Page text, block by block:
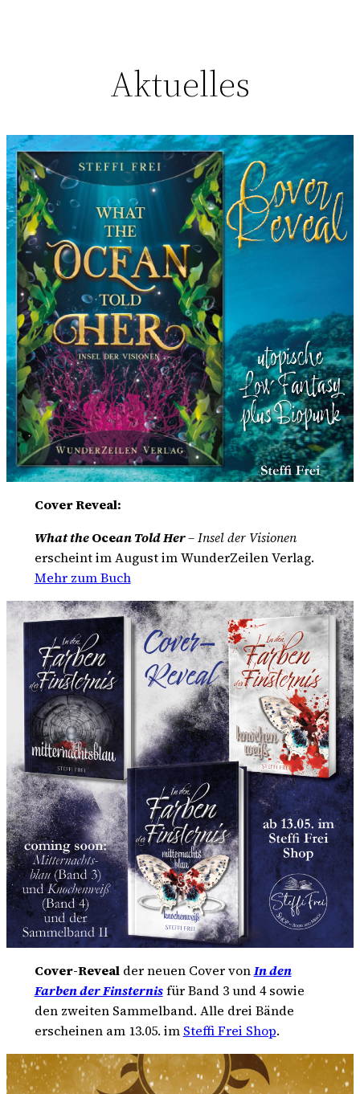
Aktuelles
Cover Reveal:
What theOcean Told Her– Insel der Visionen
erscheint im August im WunderZeilen Verlag.
Mehr zum Buch
Cover-Revealder neuen Cover vonIn den
Farben der Finsternisfür Band 3 und 4 sowie
den zweiten Sammelband. Alle drei Bände
erscheinen am 13.05. im Steffi Frei Shop.